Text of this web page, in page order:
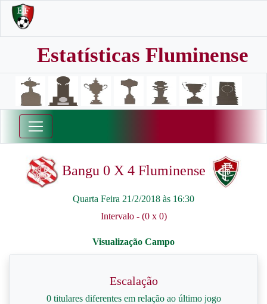
Estatísticas Fluminense
Bangu 0 X 4 Fluminense
Quarta Feira 21/2/2018 às 16:30
Intervalo - (0 x 0)
Escalação
0 titulares diferentes em relação ao último jogo